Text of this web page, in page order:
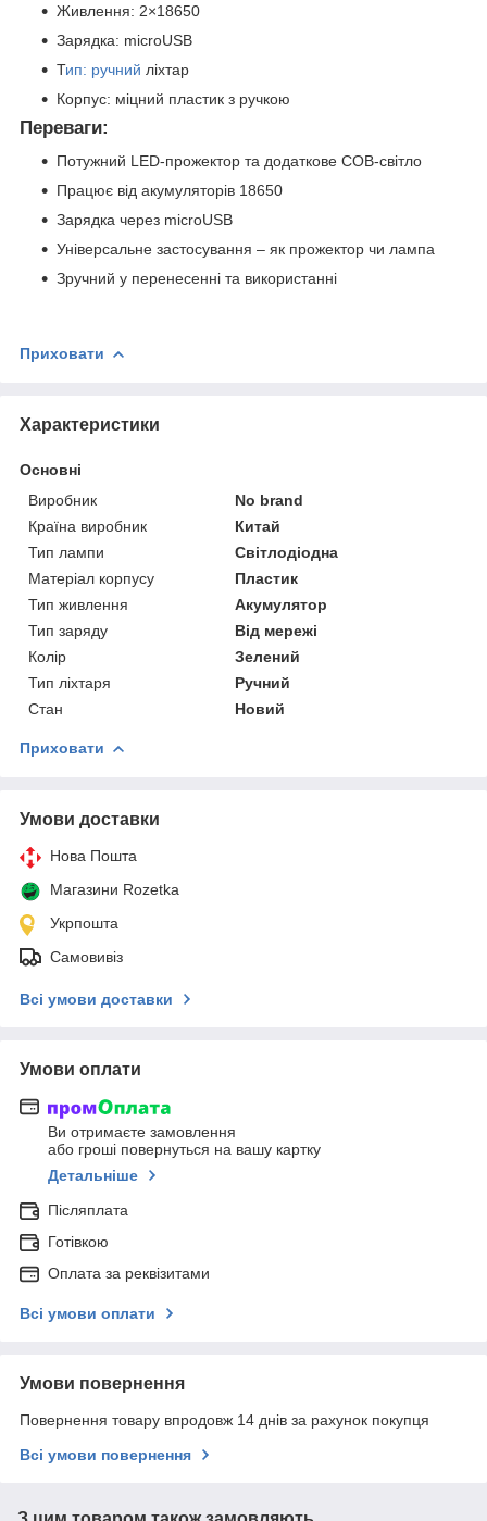
Живлення: 2×18650
Зарядка: microUSB
Тип: ручний ліхтар
Корпус: міцний пластик з ручкою
Переваги:
Потужний LED-прожектор та додаткове COB-світло
Працює від акумуляторів 18650
Зарядка через microUSB
Універсальне застосування – як прожектор чи лампа
Зручний у перенесенні та використанні
Приховати
Характеристики
Основні
Виробник
No brand
Країна виробник
Китай
Тип лампи
Світлодіодна
Матеріал корпусу
Пластик
Тип живлення
Акумулятор
Тип заряду
Від мережі
Колір
Зелений
Тип ліхтаря
Ручний
Стан
Новий
Приховати
Умови доставки
Нова Пошта
Магазини Rozetka
Укрпошта
Самовивіз
Всі умови доставки
Умови оплати
Ви отримаєте замовлення
або гроші повернуться на вашу картку
Детальніше
Післяплата
Готівкою
Оплата за реквізитами
Всі умови оплати
Умови повернення
Повернення товару впродовж 14 днів за рахунок покупця
Всі умови повернення